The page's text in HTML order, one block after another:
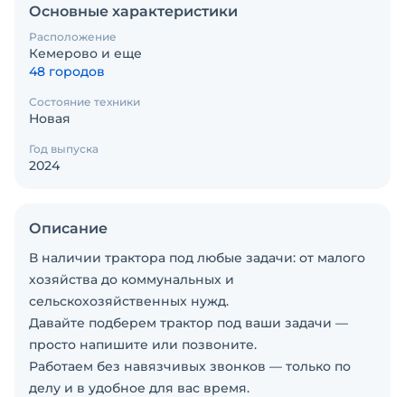
Основные характеристики
Расположение
Кемерово и еще
48 городов
Состояние техники
Новая
Год выпуска
2024
Описание
В наличии трактора под любые задачи: от малого
хозяйства до коммунальных и
сельскохозяйственных нужд.
Давайте подберем трактор под ваши задачи —
просто напишите или позвоните.
Работаем без навязчивых звонков — только по
делу и в удобное для вас время.